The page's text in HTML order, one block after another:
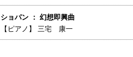
ショパン ： 幻想即興曲
【ピアノ】 三宅 康一